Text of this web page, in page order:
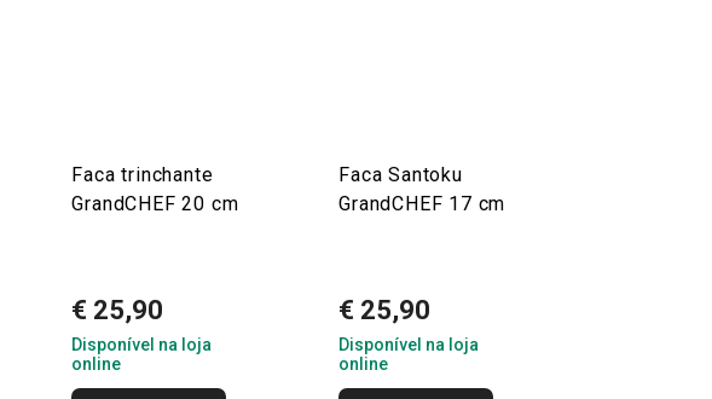
Faca trinchante
GrandCHEF 20 cm
€ 25,90
Disponível na loja
online
Faca Santoku
GrandCHEF 17 cm
€ 25,90
Disponível na loja
online